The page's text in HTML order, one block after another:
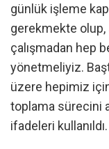
günlük işleme
gerekmekte
çalışmadan hep
yönetmeliyiz.
üzere hepimiz
toplama sürecini
ifadeleri kullanıldı.